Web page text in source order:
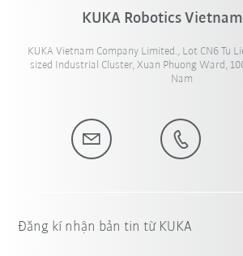
KUKA Robotics
KUKA Vietnam Company Limited., Lot CN6 Tu
sized Industrial Cluster, Xuan Phuong Ward,
Nam
Đăng kí nhận bản tin từ KUKA